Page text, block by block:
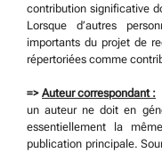
contribution significative
Lorsque d’autres
importants du projet de
répertoriées comme
=> Auteur correspondant :
un auteur ne doit en
essentiellement la
publication principale.